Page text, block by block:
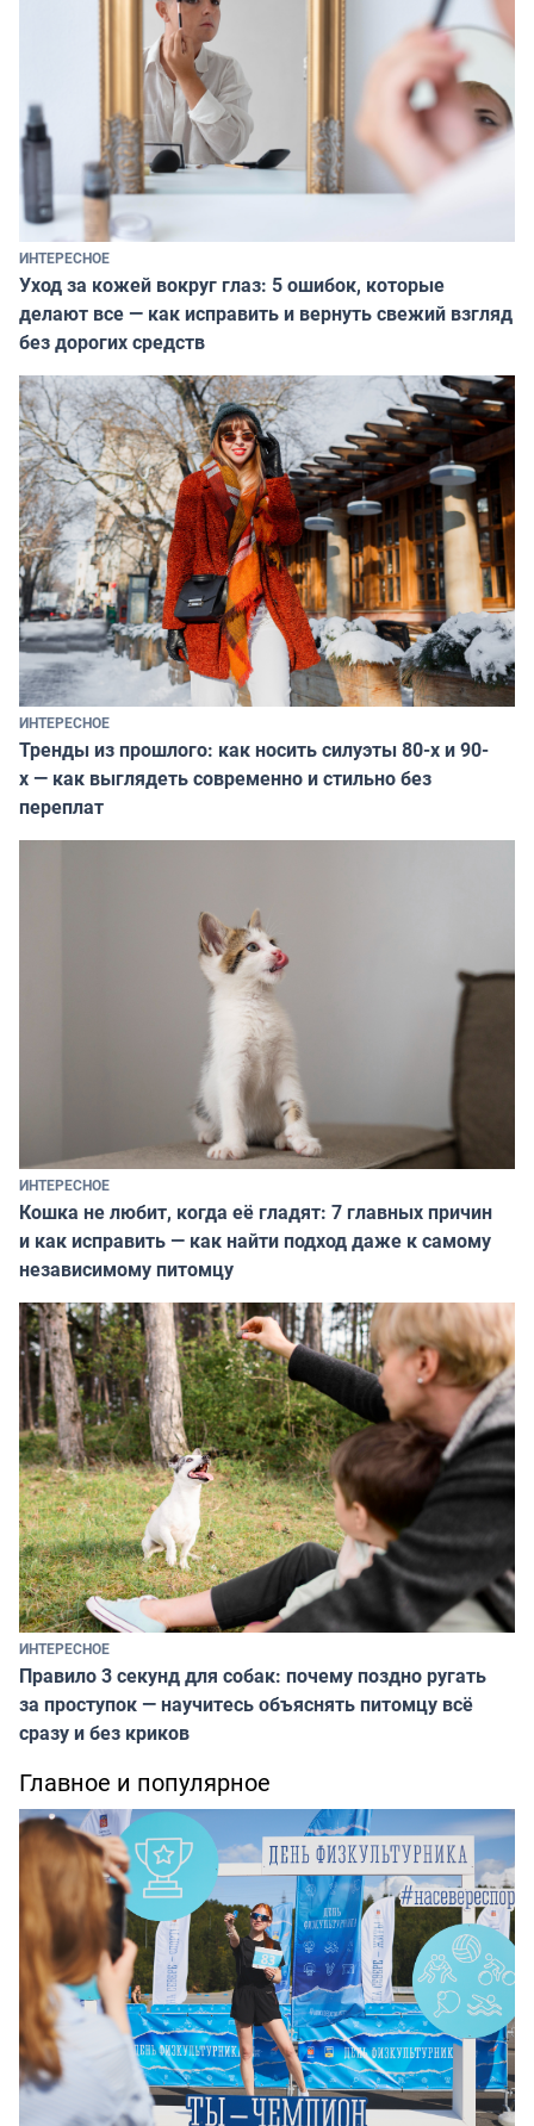
ИНТЕРЕСНОЕ
Уход за кожей вокруг глаз: 5 ошибок, которые
делают все — как исправить и вернуть свежий взгляд
без дорогих средств
ИНТЕРЕСНОЕ
Тренды из прошлого: как носить силуэты 80-х и 90-
х — как выглядеть современно и стильно без
переплат
ИНТЕРЕСНОЕ
Кошка не любит, когда её гладят: 7 главных причин
и как исправить — как найти подход даже к самому
независимому питомцу
ИНТЕРЕСНОЕ
Правило 3 секунд для собак: почему поздно ругать
за проступок — научитесь объяснять питомцу всё
сразу и без криков
Главное и популярное